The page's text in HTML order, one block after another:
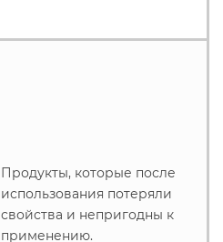
Продукты, которые после
использования потеряли
свойства и непригодны к
применению.